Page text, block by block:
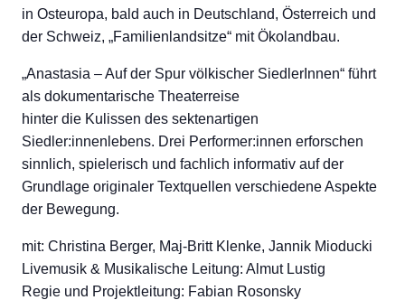
in Osteuropa, bald auch in Deutschland, Österreich und
der Schweiz, „Familienlandsitze“ mit Ökolandbau.
„Anastasia – Auf der Spur völkischer SiedlerInnen“ führt
als dokumentarische Theaterreise
hinter die Kulissen des sektenartigen
Siedler:innenlebens. Drei Performer:innen erforschen
sinnlich, spielerisch und fachlich informativ auf der
Grundlage originaler Textquellen verschiedene Aspekte
der Bewegung.
mit: Christina Berger, Maj-Britt Klenke, Jannik Mioducki
Livemusik & Musikalische Leitung: Almut Lustig
Regie und Projektleitung: Fabian Rosonsky